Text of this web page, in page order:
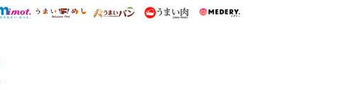
レぴあ総研 ディズニー特集
mimot. うまいめし うまいパン うまい肉